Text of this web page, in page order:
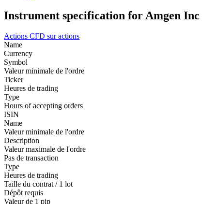
Instrument specification for Amgen Inc
Actions CFD sur actions
Name
Currency
Symbol
Valeur minimale de l'ordre
Ticker
Heures de trading
Type
Hours of accepting orders
ISIN
Name
Valeur minimale de l'ordre
Description
Valeur maximale de l'ordre
Pas de transaction
Type
Heures de trading
Taille du contrat / 1 lot
Dépôt requis
Valeur de 1 pip